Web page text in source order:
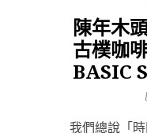
陳年木
古樸咖
BASIC